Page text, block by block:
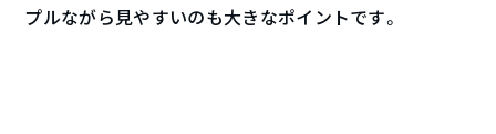
プルながら見やすいのも大きなポイントです。